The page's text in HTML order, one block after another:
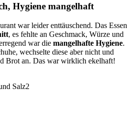
Hygiene mangelhaft
war leider enttäuschend. Das Essen
, es fehlte an Geschmack, Würze und
war die mangelhafte Hygiene.
wechselte diese aber nicht und
Brot an. Das war wirklich ekelhaft!
Salz2